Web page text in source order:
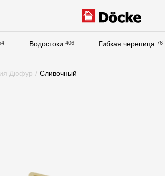
Водостоки 406 Гибкая черепица 76
Дюфур / Сливочный